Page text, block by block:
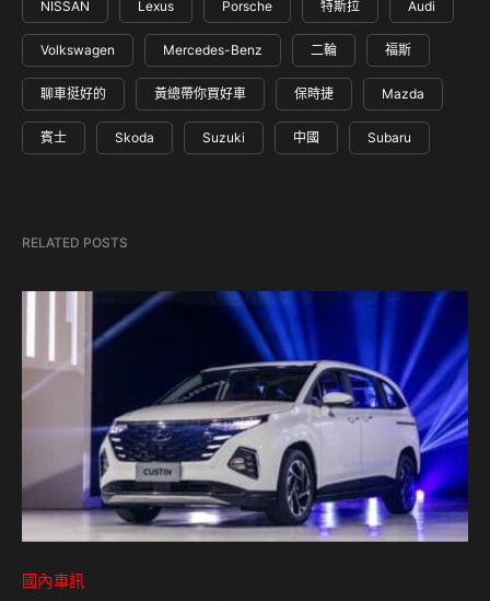
NISSAN Lexus Porsche 特斯拉 Audi
Volkswagen Mercedes-Benz 二輪 福斯
聊車挺好的 黃總帶你買好車 保時捷 Mazda
賓士 Skoda Suzuki 中國 Subaru
RELATED POSTS
國內車訊